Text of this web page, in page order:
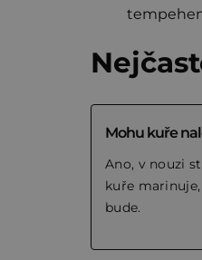
Mohu kuře
Ano, v nouzi
kuře
bude.